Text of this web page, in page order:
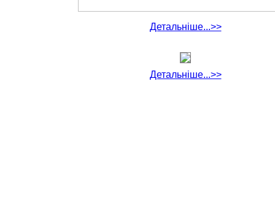
Детальніше...>>
Детальніше...>>